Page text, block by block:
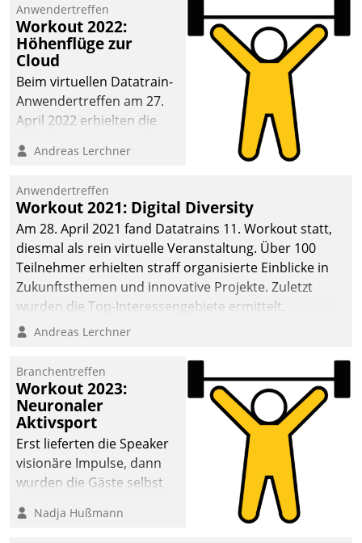
Mammutprojekte
meistern und Workloads
wuppen – bei zunehmend
anspruchsvollen
Aufgaben und
abnehmendem
Anwendertreffen
Workout 2022:
Höhenflüge zur
Cloud
Beim virtuellen Datatrain-
Anwendertreffen am 27.
April 2022 erhielten die
Teilnehmer kurzweilige
Cloud-Strategien und -
Lösungen mit hohem
Zukunftspotenzial.
Andreas Lerchner
Anwendertreffen
Workout 2021: Digital Diversity
Am 28. April 2021 fand Datatrains 11. Workout statt,
diesmal als rein virtuelle Veranstaltung. Über 100
Teilnehmer erhielten straff organisierte Einblicke in
Zukunftsthemen und innovative Projekte. Zuletzt
wurden die Top-Interessengebiete ermittelt.
Andreas Lerchner
Branchentreffen
Workout 2023:
Neuronaler
Aktivsport
Erst lieferten die Speaker
visionäre Impulse, dann
wurden die Gäste selbst
methodisch
Nadja Hußmann